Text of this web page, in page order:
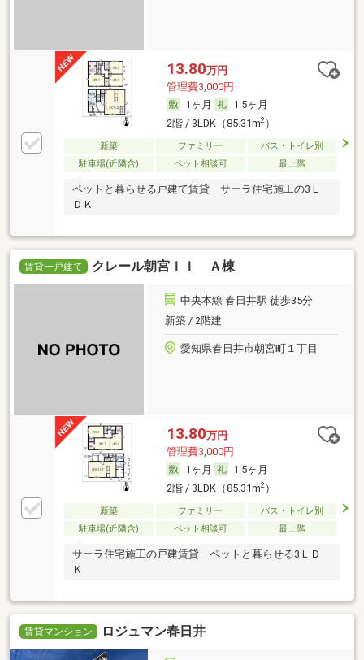
13.80万円
管理費3,000円
1ヶ月
1.5ヶ月
2階 / 3LDK（85.31m2）
新築 ファミリー
バス・トイレ別
駐車場(近隣含)
ペット相談可 最上階
ペットと暮らせる戸建て賃貸 サーラ住宅施工の3Ｌ
ＤＫ
賃貸一戸建て クレール朝宮ＩＩ Ａ棟
中央本線 春日井駅 徒歩35分
新築 / 2階建
愛知県春日井市朝宮町１丁目
13.80万円
管理費3,000円
1ヶ月
1.5ヶ月
2階 / 3LDK（85.31m2）
新築 ファミリー
バス・トイレ別
駐車場(近隣含)
ペット相談可 最上階
サーラ住宅施工の戸建賃貸 ペットと暮らせる3ＬＤ
Ｋ
賃貸マンション ロジュマン春日井